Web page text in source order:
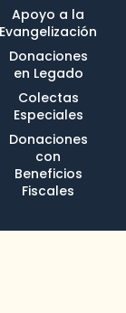
Apoyo a la
Evangelización
Donaciones
en Legado
Colectas
Especiales
Donaciones
con
Beneficios
Fiscales